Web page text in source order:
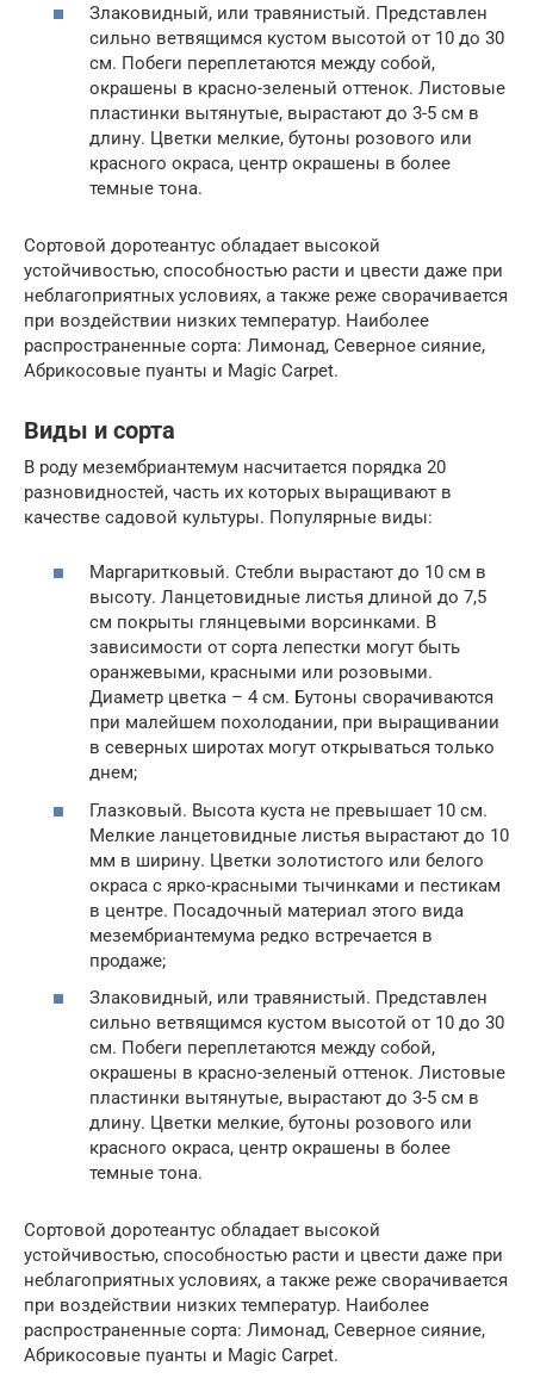
Злаковидный, или травянистый. Представлен
сильно ветвящимся кустом высотой от 10 до 30
см. Побеги переплетаются между собой,
окрашены в красно-зеленый оттенок. Листовые
пластинки вытянутые, вырастают до 3-5 см в
длину. Цветки мелкие, бутоны розового или
красного окраса, центр окрашены в более
темные тона.
Сортовой доротеантус обладает высокой
устойчивостью, способностью расти и цвести даже при
неблагоприятных условиях, а также реже сворачивается
при воздействии низких температур. Наиболее
распространенные сорта: Лимонад, Северное сияние,
Абрикосовые пуанты и Magic Carpet.
Виды и сорта
В роду мезембриантемум насчитается порядка 20
разновидностей, часть их которых выращивают в
качестве садовой культуры. Популярные виды:
Маргаритковый. Стебли вырастают до 10 см в
высоту. Ланцетовидные листья длиной до 7,5
см покрыты глянцевыми ворсинками. В
зависимости от сорта лепестки могут быть
оранжевыми, красными или розовыми.
Диаметр цветка – 4 см. Бутоны сворачиваются
при малейшем похолодании, при выращивании
в северных широтах могут открываться только
днем;
Глазковый. Высота куста не превышает 10 см.
Мелкие ланцетовидные листья вырастают до 10
мм в ширину. Цветки золотистого или белого
окраса с ярко-красными тычинками и пестикам
в центре. Посадочный материал этого вида
мезембриантемума редко встречается в
продаже;
Злаковидный, или травянистый. Представлен
сильно ветвящимся кустом высотой от 10 до 30
см. Побеги переплетаются между собой,
окрашены в красно-зеленый оттенок. Листовые
пластинки вытянутые, вырастают до 3-5 см в
длину. Цветки мелкие, бутоны розового или
красного окраса, центр окрашены в более
темные тона.
Сортовой доротеантус обладает высокой
устойчивостью, способностью расти и цвести даже при
неблагоприятных условиях, а также реже сворачивается
при воздействии низких температур. Наиболее
распространенные сорта: Лимонад, Северное сияние,
Абрикосовые пуанты и Magic Carpet.